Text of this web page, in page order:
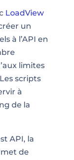
LoadView
un
à l’API en
limites
scripts
à
de la
API, la
de